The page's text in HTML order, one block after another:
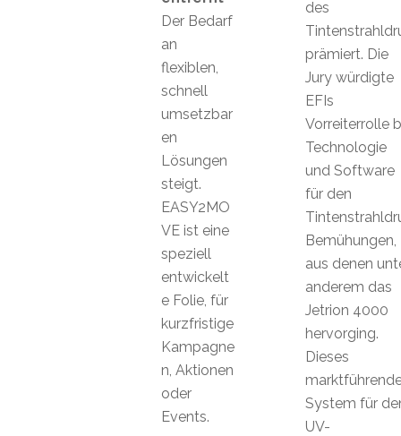
des
prämiert. Die
Jury würdigte
EFIs
Vorreiterrolle
Technologie
und Software
für den
Bemühungen,
aus denen
anderem das
Jetrion 4000
hervorging.
Dieses
System für
UV-
Der Bedarf
an
flexiblen,
schnell
umsetzbar
en
Lösungen
steigt.
EASY2MO
VE ist eine
speziell
entwickelt
e Folie, für
kurzfristige
Kampagne
n, Aktionen
oder
Events.